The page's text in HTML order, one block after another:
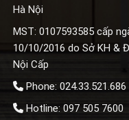
Hà Nội
MST: 0107593585 cấp
10/10/2016 do Sở KH &
Nội Cấp
Phone: 024.33.521.686
Hotline: 097 505 7600